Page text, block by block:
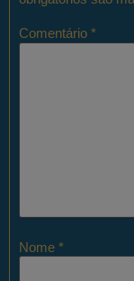
Comentário *
Nome *